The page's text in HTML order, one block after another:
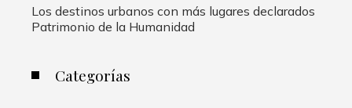
Los destinos urbanos con más lugares declarados
Patrimonio de la Humanidad
Categorías